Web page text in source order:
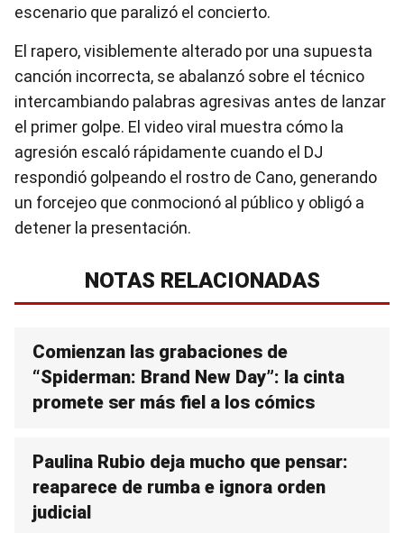
escenario que paralizó el concierto.
El rapero, visiblemente alterado por una supuesta
canción incorrecta, se abalanzó sobre el técnico
intercambiando palabras agresivas antes de lanzar
el primer golpe. El video viral muestra cómo la
agresión escaló rápidamente cuando el DJ
respondió golpeando el rostro de Cano, generando
un forcejeo que conmocionó al público y obligó a
detener la presentación.
NOTAS RELACIONADAS
Comienzan las grabaciones de
“Spiderman: Brand New Day”: la cinta
promete ser más fiel a los cómics
Paulina Rubio deja mucho que pensar:
reaparece de rumba e ignora orden
judicial